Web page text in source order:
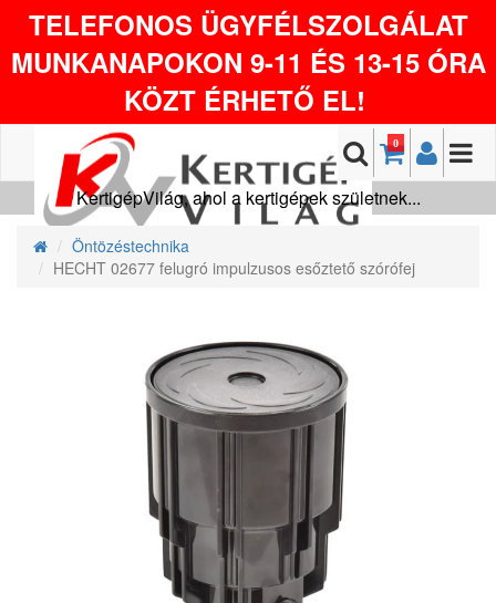
TELEFONOS ÜGYFÉLSZOLGÁLAT
MUNKANAPOKON 9-11 ÉS 13-15 ÓRA
KÖZT ÉRHETŐ EL!
0
KertigépVilág, ahol a kertigépek születnek...
Öntözéstechnika
HECHT 02677 felugró impulzusos esőztető szórófej